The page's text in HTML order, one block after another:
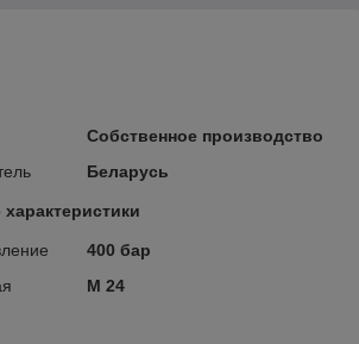
Собственное производство
Беларусь
400 бар
М 24